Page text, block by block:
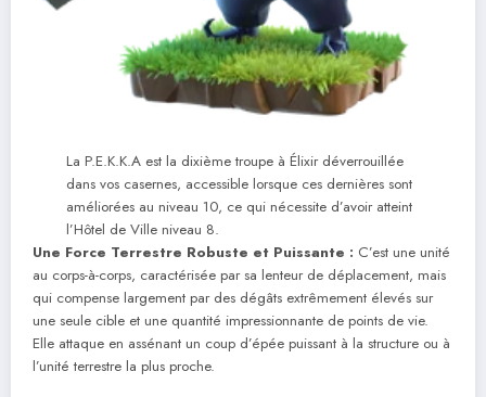
La P.E.K.K.A est la dixième troupe à Élixir déverrouillée
dans vos casernes, accessible lorsque ces dernières sont
améliorées au niveau 10, ce qui nécessite d’avoir atteint
l’Hôtel de Ville niveau 8.
Une Force Terrestre Robuste et Puissante : C’est une unité
au corps-à-corps, caractérisée par sa lenteur de déplacement, mais
qui compense largement par des dégâts extrêmement élevés sur
une seule cible et une quantité impressionnante de points de vie.
Elle attaque en assénant un coup d’épée puissant à la structure ou à
l’unité terrestre la plus proche.